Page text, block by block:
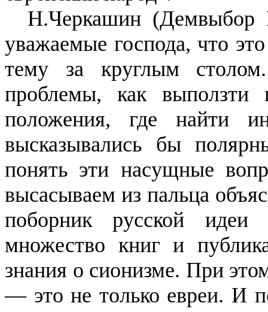
Н.Черкашин (Демвыбор
уважаемые господа, что
тему за круглым
проблемы, как выползти
положения, где найти
высказывались бы
понять эти насущные
высасываем из пальца
поборник русской идеи
множество книг и
знания о сионизме. При
— это не только евреи. И